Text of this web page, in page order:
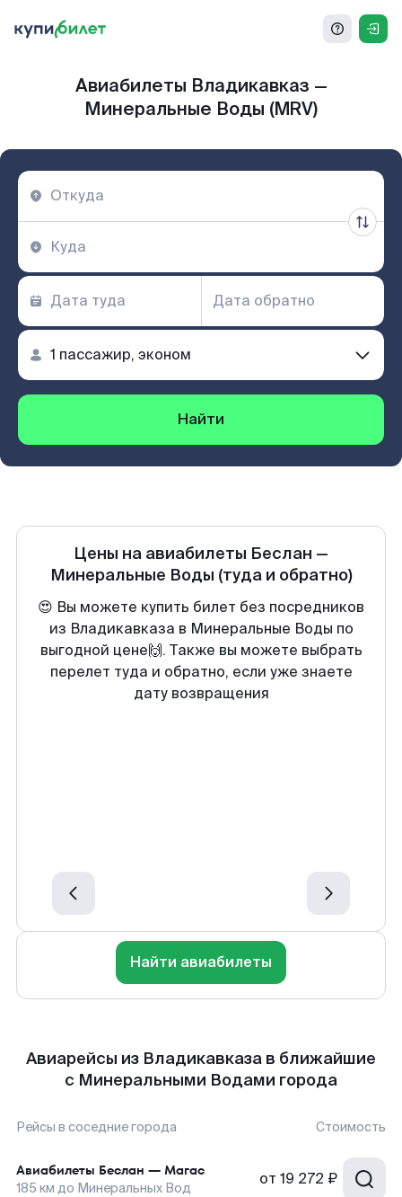
Авиабилеты Владикавказ —
Минеральные Воды (MRV)
Найти
Цены на авиабилеты Беслан —
Минеральные Воды (туда и обратно)
😍 Вы можете купить билет без посредников
из Владикавказа в Минеральные Воды по
выгодной цене🙌. Также вы можете выбрать
перелет туда и обратно, если уже знаете
дату возвращения
Найти авиабилеты
Авиарейсы из Владикавказа в ближайшие
с Минеральными Водами города
Рейсы в соседние города Стоимость
Авиабилеты Беслан — Магас
185 км до Минеральных Вод от 19 272 ₽